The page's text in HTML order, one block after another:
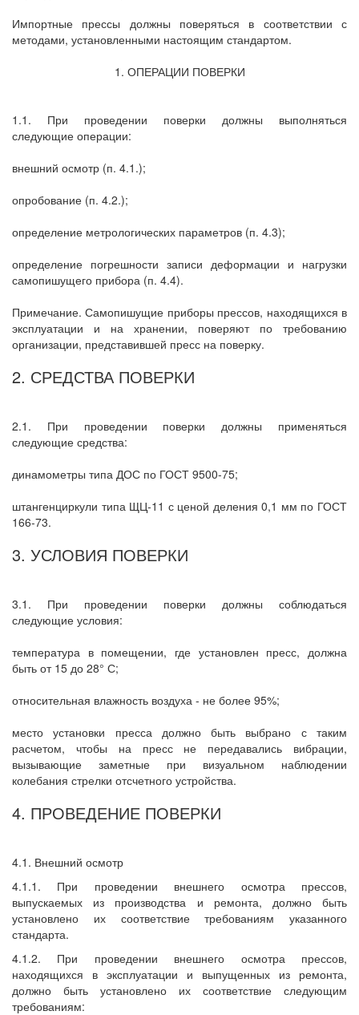
Импортные прессы должны поверяться в соответствии с
методами, установленными настоящим стандартом.
1. ОПЕРАЦИИ ПОВЕРКИ
1.1. При проведении поверки должны выполняться
следующие операции:
внешний осмотр (п. 4.1.);
опробование (п. 4.2.);
определение метрологических параметров (п. 4.3);
определение погрешности записи деформации и нагрузки
самопишущего прибора (п. 4.4).
Примечание. Самопишущие приборы прессов, находящихся в
эксплуатации и на хранении, поверяют по требованию
организации, представившей пресс на поверку.
2. СРЕДСТВА ПОВЕРКИ
2.1. При проведении поверки должны применяться
следующие средства:
динамометры типа ДОС по ГОСТ 9500-75;
штангенциркули типа ЩЦ-11 с ценой деления 0,1 мм по ГОСТ
166-73.
3. УСЛОВИЯ ПОВЕРКИ
3.1. При проведении поверки должны соблюдаться
следующие условия:
температура в помещении, где установлен пресс, должна
быть от 15 до 28° С;
относительная влажность воздуха - не более 95%;
место установки пресса должно быть выбрано с таким
расчетом, чтобы на пресс не передавались вибрации,
вызывающие заметные при визуальном наблюдении
колебания стрелки отсчетного устройства.
4. ПРОВЕДЕНИЕ ПОВЕРКИ
4.1. Внешний осмотр
4.1.1. При проведении внешнего осмотра прессов,
выпускаемых из производства и ремонта, должно быть
установлено их соответствие требованиям указанного
стандарта.
4.1.2. При проведении внешнего осмотра прессов,
находящихся в эксплуатации и выпущенных из ремонта,
должно быть установлено их соответствие следующим
требованиям: